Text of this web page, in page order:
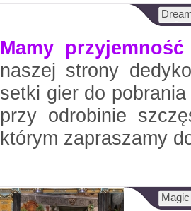
Mamy
naszej strony
setki gier do
przy odrobinie
którym zapraszamy